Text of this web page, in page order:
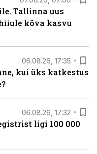
Tallinna uus
kõva kasvu
06.08.26, 17:35
kui üks katkestus
06.08.26, 17:32
ligi 100 000